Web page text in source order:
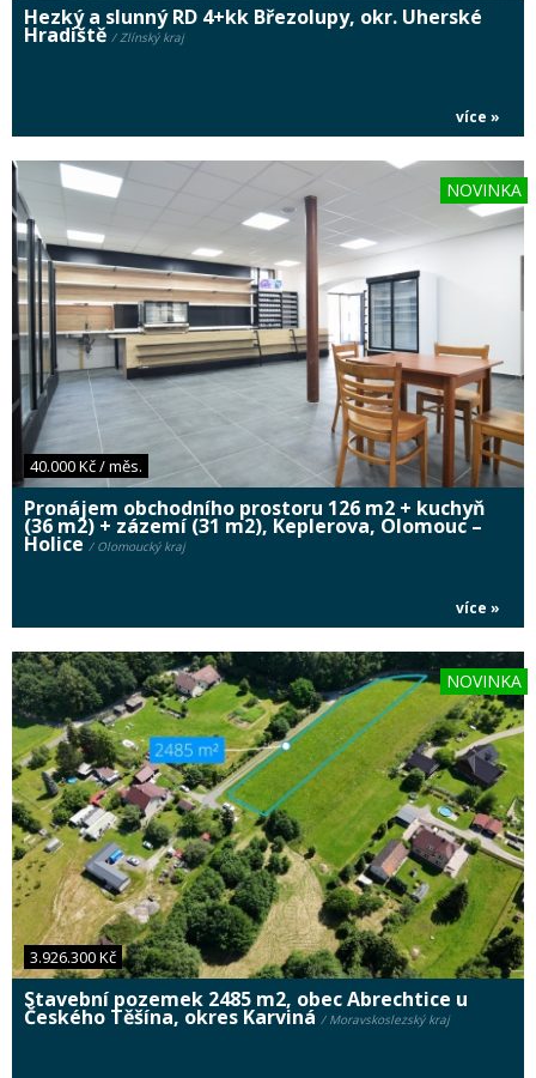
Hezký a slunný RD 4+kk Březolupy, okr. Uherské
Hradiště / Zlínský kraj
více »
40.000 Kč / měs.
NOVINKA
Pronájem obchodního prostoru 126 m2 + kuchyň
(36 m2) + zázemí (31 m2), Keplerova, Olomouc –
Holice / Olomoucký kraj
více »
3.926.300 Kč
NOVINKA
Stavební pozemek 2485 m2, obec Abrechtice u
Českého Těšína, okres Karviná / Moravskoslezský kraj